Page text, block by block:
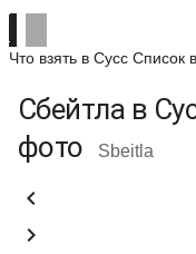
Что взять в Сусс Список
Сбейтла в
фото
Sbeitla

